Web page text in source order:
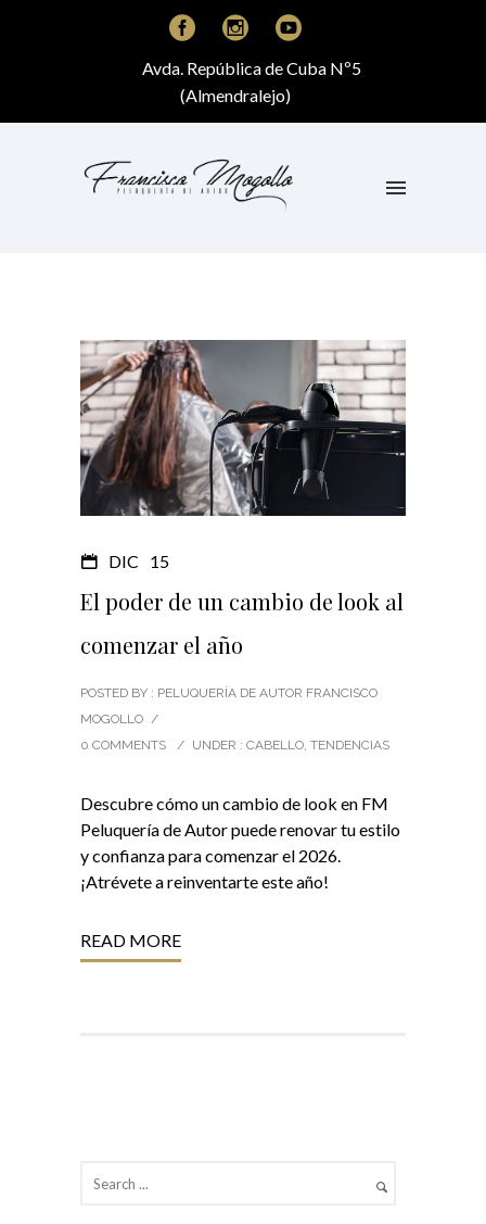
Avda. República de Cuba Nº5
(Almendralejo)
DIC 15
El poder de un cambio de look al
comenzar el año
POSTED BY : PELUQUERÍA DE AUTOR FRANCISCO
MOGOLLO /
0 COMMENTS
/ UNDER : CABELLO, TENDENCIAS
Descubre cómo un cambio de look en FM
Peluquería de Autor puede renovar tu estilo
y confianza para comenzar el 2026.
¡Atrévete a reinventarte este año!
READ MORE